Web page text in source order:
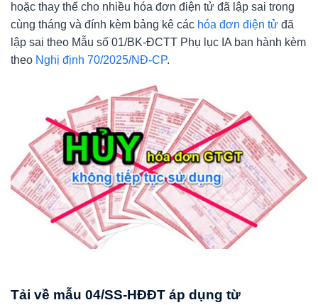
hoặc thay thế cho nhiều hóa đơn điện tử đã lập sai trong
cùng tháng và đính kèm bảng kê các hóa đơn điện tử đã
lập sai theo Mẫu số 01/BK-ĐCTT Phụ lục IA ban hành kèm
theo Nghị định 70/2025/NĐ-CP.
Tải về mẫu 04/SS-HĐĐT áp dụng từ